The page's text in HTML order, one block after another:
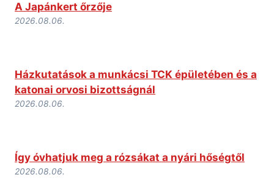
A Japánkert őrzője
2026.08.06.
Házkutatások a munkácsi TCK épületében és a
katonai orvosi bizottságnál
2026.08.06.
Így óvhatjuk meg a rózsákat a nyári hőségtől
2026.08.06.